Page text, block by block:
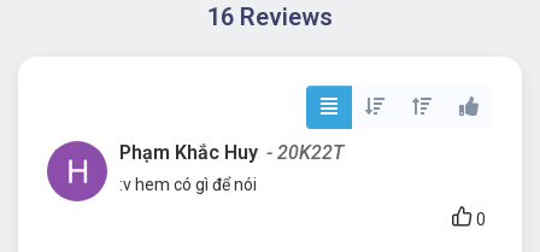
16 Reviews
Phạm Khắc Huy - 20K22T
:v hem có gì để nói
0